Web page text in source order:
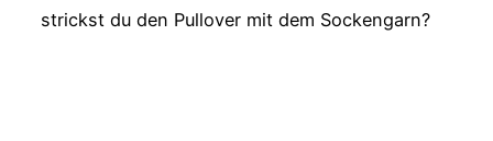
strickst du den Pullover mit dem Sockengarn?